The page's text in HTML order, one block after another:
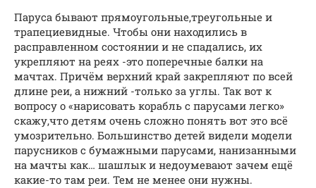
Паруса бывают прямоугольные,треугольные и
трапециевидные. Чтобы они находились в
расправленном состоянии и не спадались, их
укрепляют на реях -это поперечные балки на
мачтах. Причём верхний край закрепляют по всей
длине реи, а нижний -только за углы. Так вот к
вопросу о «нарисовать корабль с парусами легко»
скажу,что детям очень сложно понять вот это всё
умозрительно. Большинство детей видели модели
парусников с бумажными парусами, нанизанными
на мачты как… шашлык и недоумевают зачем ещё
какие-то там реи. Тем не менее они нужны.